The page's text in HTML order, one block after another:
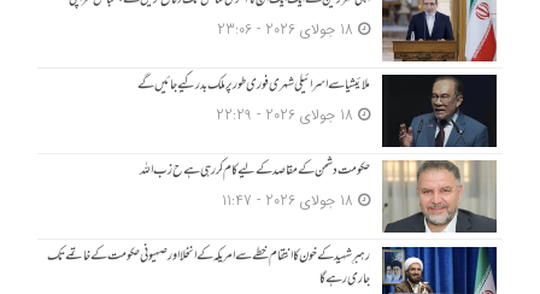
18 جولای 2026 - 23:06
ملائیشیا سے اسرائیلی شہری فوری طور پر ملک بدر کیے جائیں گے
18 جولای 2026 - 22:29
حکومت دشمن کے مقاصد کے لیے کام کر رہی ہے ح زب ا للہ
18 جولای 2026 - 11:47
رہبرِ شہید کے خون کا انتقام خطے سے امریکہ کے انخلا اور صہیونی حکومت کے خاتمے تک
جاری رہے گا